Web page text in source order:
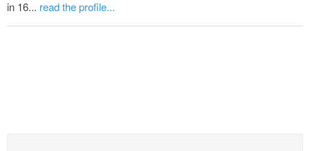
in 16... read the profile...